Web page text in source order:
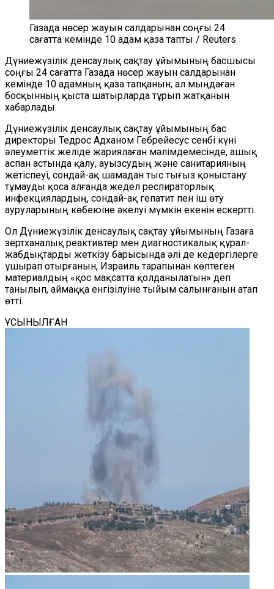
Газада нөсер жауын салдарынан соңғы 24
сағатта кемінде 10 адам қаза тапты / Reuters
Дүниежүзілік денсаулық сақтау ұйымының басшысы
соңғы 24 сағатта Газада нөсер жауын салдарынан
кемінде 10 адамның қаза тапқанын, ал мыңдаған
босқынның қыста шатырларда тұрып жатқанын
хабарлады.
Дүниежүзілік денсаулық сақтау ұйымының бас
директоры Тедрос Адханом Гебрейесус сенбі күні
әлеуметтік желіде жариялаған мәлімдемесінде, ашық
аспан астында қалу, ауызсудың және санитарияның
жетіспеуі, сондай-ақ шамадан тыс тығыз қоныстану
тұмауды қоса алғанда жедел респираторлық
инфекциялардың, сондай-ақ гепатит пен іш өту
ауруларының көбеюіне әкелуі мүмкін екенін ескертті.
Ол Дүниежүзілік денсаулық сақтау ұйымының Газаға
зертханалық реактивтер мен диагностикалық құрал-
жабдықтарды жеткізу барысында әлі де кедергілерге
ұшырап отырғанын, Израиль тарапынан көптеген
материалдың «қос мақсатта қолданылатын» деп
танылып, аймаққа енгізілуіне тыйым салынғанын атап
өтті.
ҰСЫНЫЛҒАН